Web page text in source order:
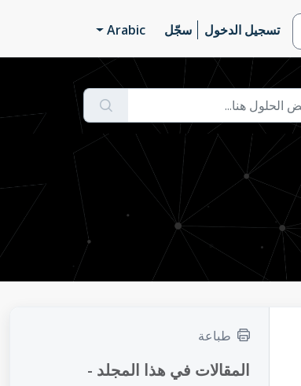
تسجيل الدخول سجّل Arabic
طباعة
المقالات في هذا المجلد -